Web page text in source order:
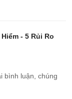
- 5 Rủi Ro
bình luận, chúng